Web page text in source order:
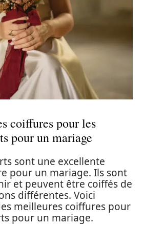
coiffures pour les
pour un mariage
sont une excellente
pour un mariage. Ils sont
et peuvent être coiffés de
différentes. Voici
meilleures coiffures pour
pour un mariage.